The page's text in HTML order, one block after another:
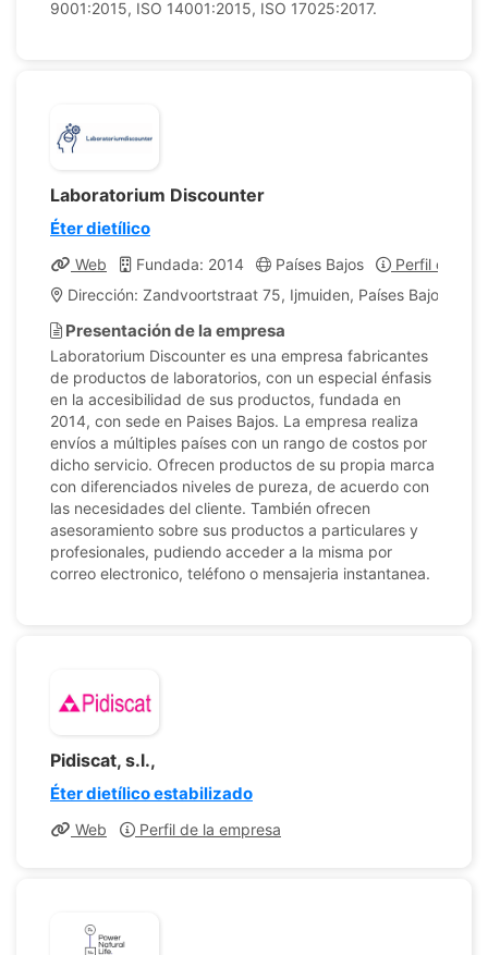
9001:2015, ISO 14001:2015, ISO 17025:2017.
Laboratorium Discounter
Éter dietílico
Web Fundada: 2014 Países Bajos
Perfil de la
Dirección: Zandvoortstraat 75, Ijmuiden, Países Bajos
Presentación de la empresa
Laboratorium Discounter es una empresa fabricantes
de productos de laboratorios, con un especial énfasis
en la accesibilidad de sus productos, fundada en
2014, con sede en Paises Bajos. La empresa realiza
envíos a múltiples países con un rango de costos por
dicho servicio. Ofrecen productos de su propia marca
con diferenciados niveles de pureza, de acuerdo con
las necesidades del cliente. También ofrecen
asesoramiento sobre sus productos a particulares y
profesionales, pudiendo acceder a la misma por
correo electronico, teléfono o mensajeria instantanea.
Pidiscat, s.l.,
Éter dietílico estabilizado
Web Perfil de la empresa